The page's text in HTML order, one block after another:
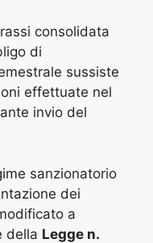
consolidata
di
sussiste
effettuate nel
invio del
sanzionatorio
dei
a
della Legge n.